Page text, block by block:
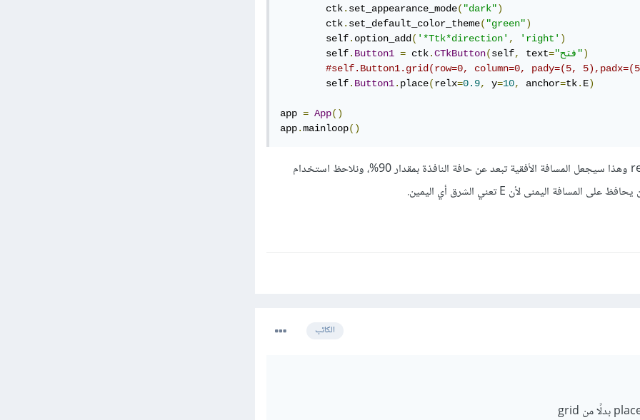
        ctk
. set_appearance_mode( "dark")
        ctk
. set_default_color_theme( "green")
        self
. option_add ( '*Ttk*direction' , 'right' )
        self
. Button1 = ctk.CTkButton(self, text= "فتح")
#self.Button1.grid(row=0, column=0, pady=(5,
        self
. Button1. place(relx=0.9, y=10, anchor=tk. E)
app = App()
app.mainloop()
لاحظ أننا استخدمنا relx = 0.9 وهذا سيجعل المسافة الأفقية تبعد عن حافة النافذة بمقدار 90%، ونلاحظ استخدام
الكاتب